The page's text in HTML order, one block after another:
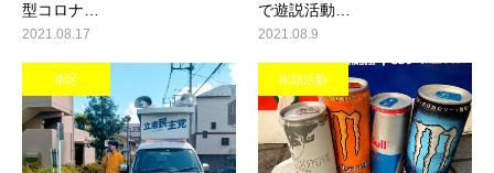
型コロナ…
2021.08.17
で遊説活動…
2021.08.9
幸区 街頭活動